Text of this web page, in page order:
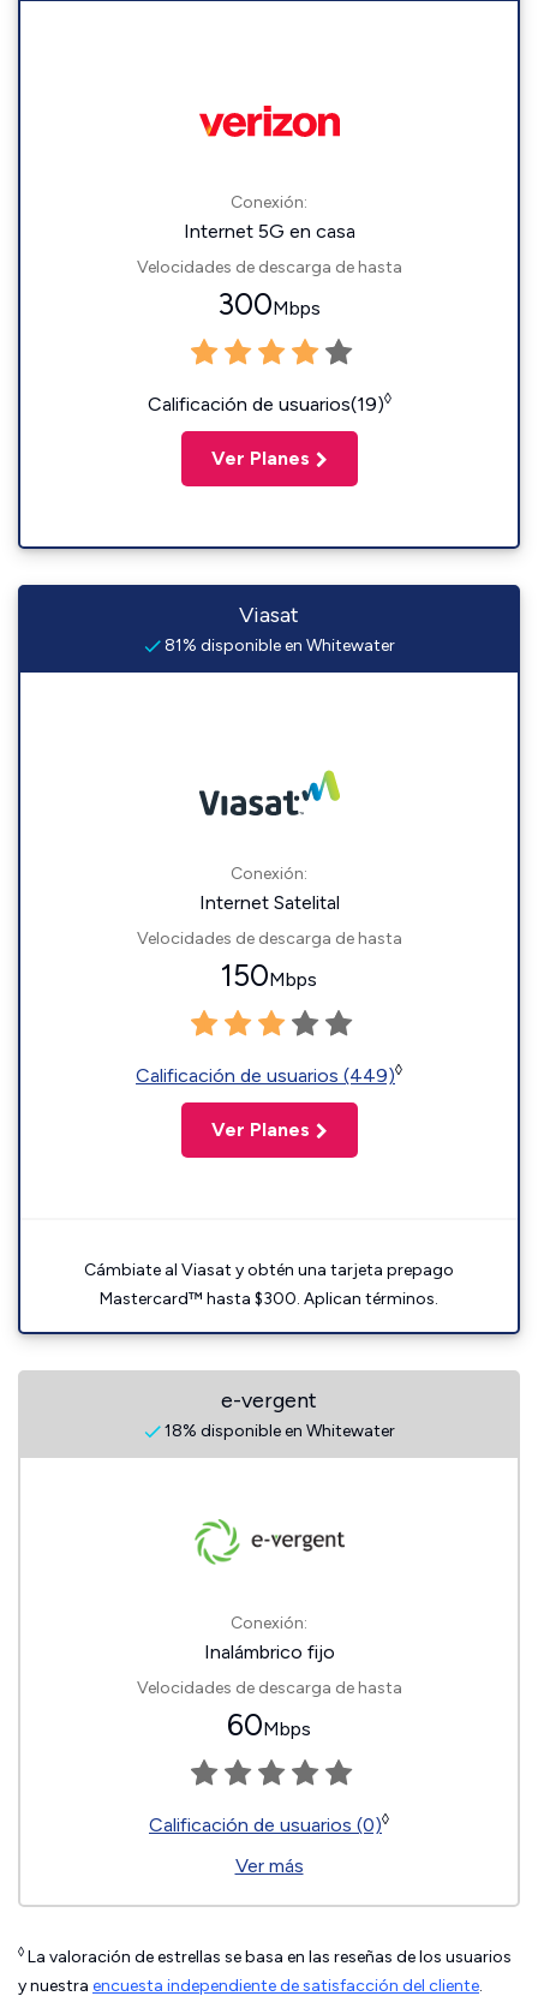
Conexión:
Internet 5G en casa
Velocidades de descarga de hasta
300Mbps
Calificación de usuarios(19)◊
Ver Planes
Viasat
81% disponible en Whitewater
Conexión:
Internet Satelital
Velocidades de descarga de hasta
150Mbps
Calificación de usuarios (449)◊
Ver Planes
Cámbiate al Viasat y obtén una tarjeta prepago
Mastercard™ hasta $300. Aplican términos.
e-vergent
18% disponible en Whitewater
Conexión:
Inalámbrico fijo
Velocidades de descarga de hasta
60Mbps
Calificación de usuarios (0)◊
Ver más
◊ La valoración de estrellas se basa en las reseñas de los usuarios
y nuestra encuesta independiente de satisfacción del cliente.